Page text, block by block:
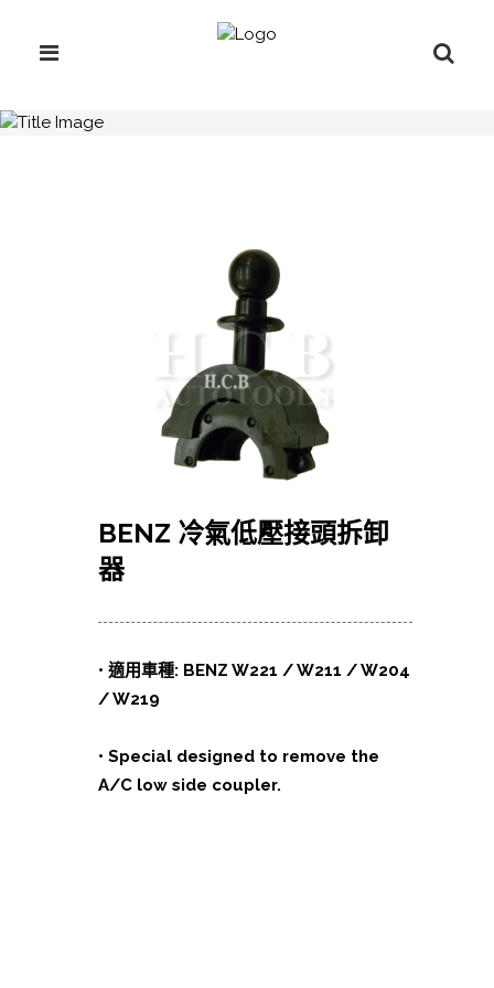
BENZ 冷氣低壓接頭拆卸
器
• 適用車種: BENZ W221 / W211 / W204
/ W219
• Special designed to remove the
A/C low side coupler.